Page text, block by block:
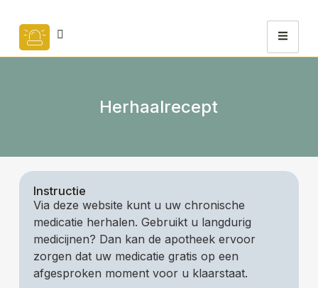
Herhaalrecept
Instructie
Via deze website kunt u uw chronische
medicatie herhalen. Gebruikt u langdurig
medicijnen? Dan kan de apotheek ervoor
zorgen dat uw medicatie gratis op een
afgesproken moment voor u klaarstaat.